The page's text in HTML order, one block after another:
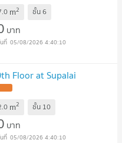
m2 ชั้น6
บาท
05/08/2026 4:40:10
Floor at Supalai
m2 ชั้น 10
บาท
05/08/2026 4:40:10